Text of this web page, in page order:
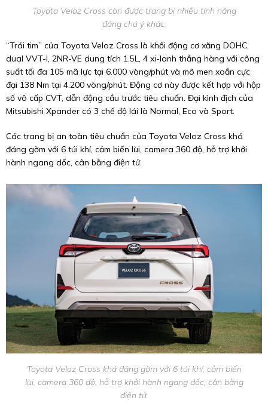
Toyota Veloz Cross còn được trang bị nhiều tính năng
đáng chú ý khác.
“Trái tim” của Toyota Veloz Cross là khối động cơ xăng DOHC,
dual VVT-I, 2NR-VE dung tích 1.5L, 4 xi-lanh thẳng hàng với công
suất tối đa 105 mã lực tại 6.000 vòng/phút và mô men xoắn cực
đại 138 Nm tại 4.200 vòng/phút. Động cơ này được kết hợp với hộp
số vô cấp CVT, dẫn động cầu trước tiêu chuẩn. Đại kình địch của
Mitsubishi Xpander có 3 chế độ lái là Normal, Eco và Sport.
Các trang bị an toàn tiêu chuẩn của Toyota Veloz Cross khá
đáng gờm với 6 túi khí, cảm biến lùi, camera 360 độ, hỗ trợ khởi
hành ngang dốc, cân bằng điện tử.
Toyota Veloz Cross khá đáng gờm với 6 túi khí, cảm biến
lùi, camera 360 độ, hỗ trợ khởi hành ngang dốc, cân bằng
điện tử.